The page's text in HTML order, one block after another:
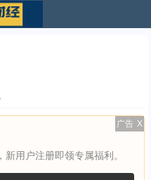
广告 X
用户注册即领专属福利。